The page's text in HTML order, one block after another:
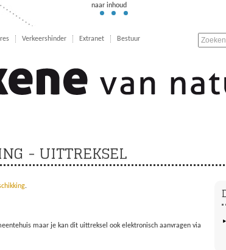
naar inhoud
Verkeershinder Extranet Bestuur
- UITTREKSEL
.
maar je kan dit uittreksel ook elektronisch aanvragen via